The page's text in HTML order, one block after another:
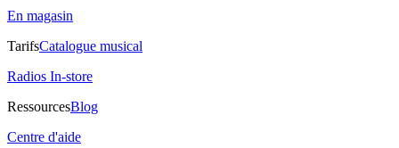
En magasin
TarifsCatalogue musical
Radios In-store
RessourcesBlog
Centre d'aide